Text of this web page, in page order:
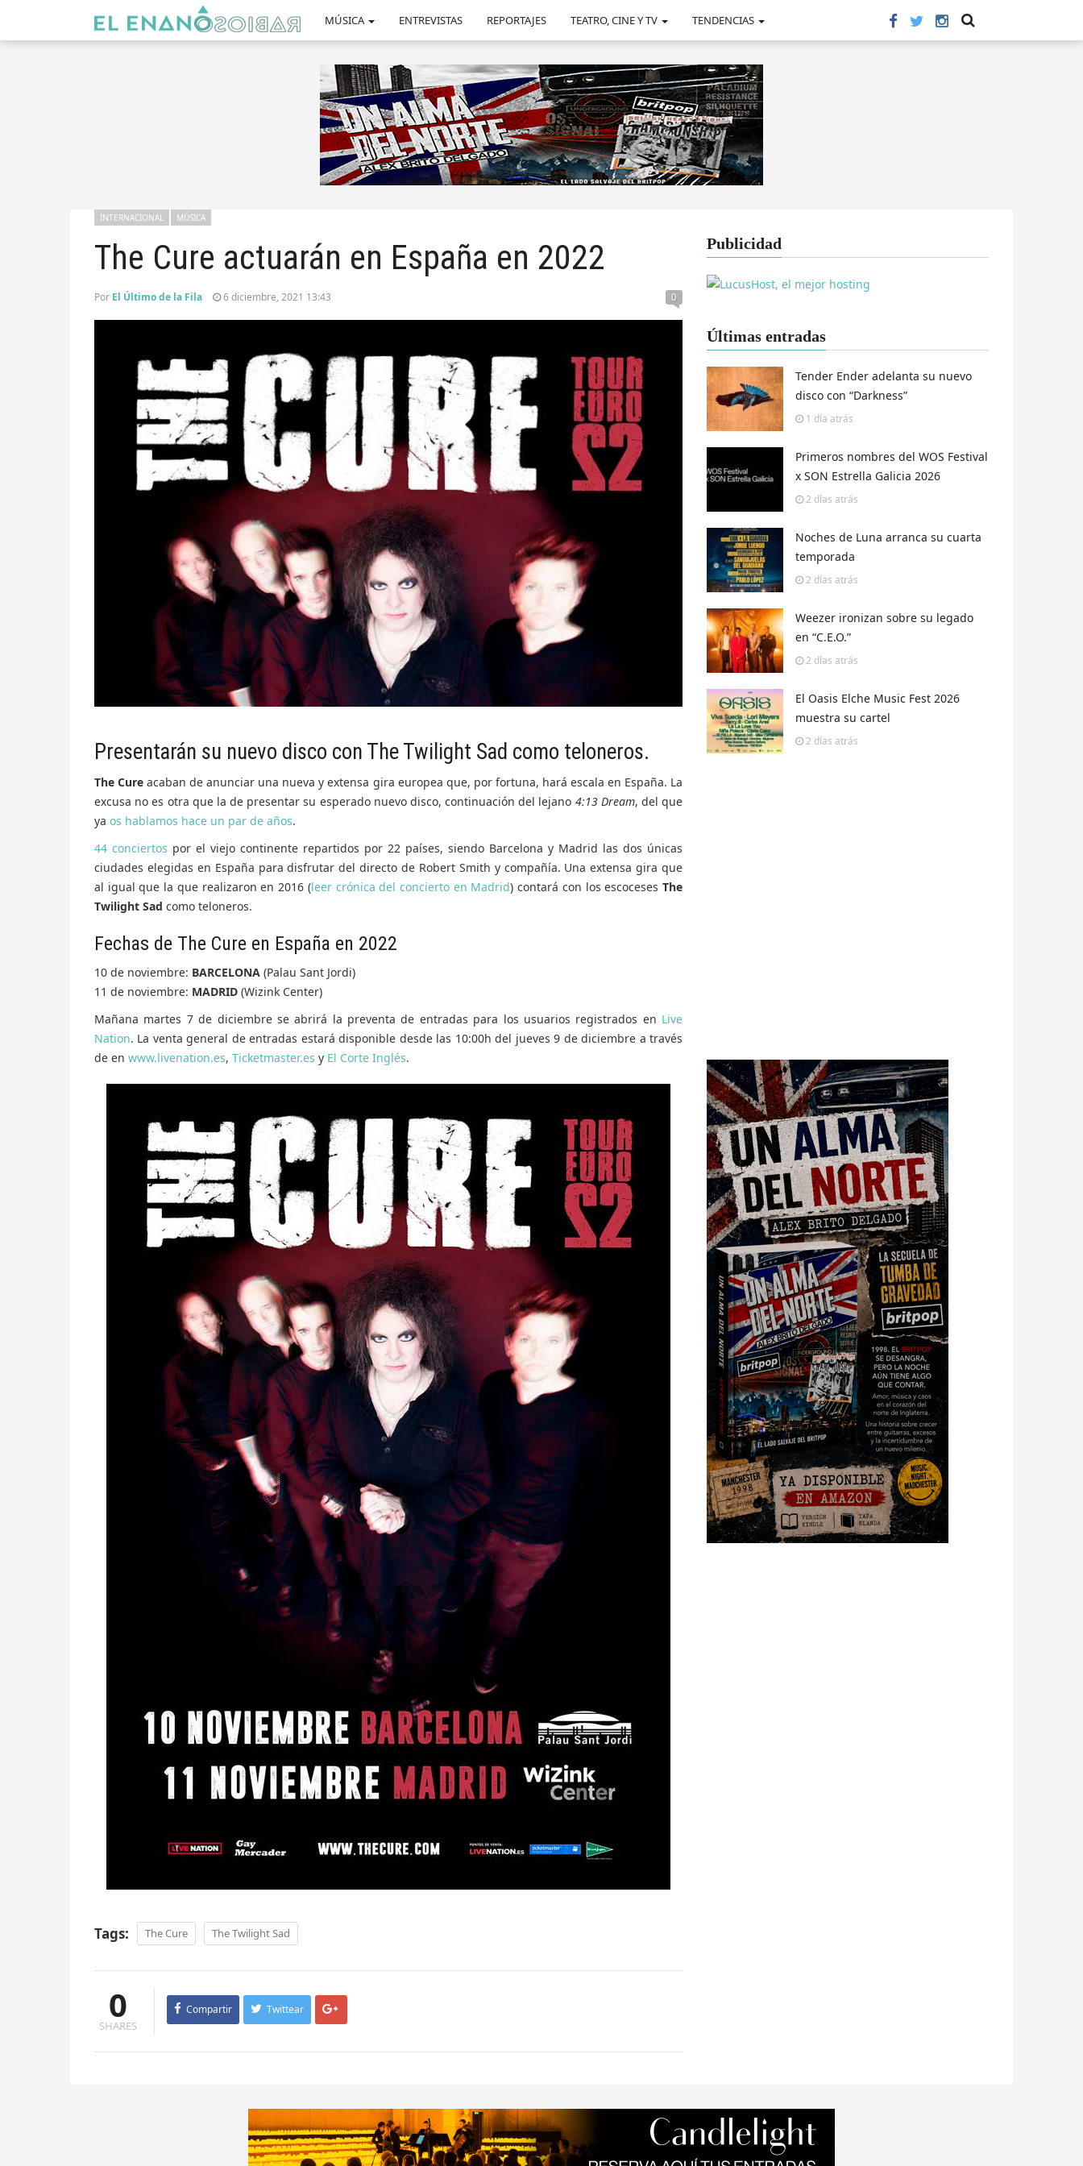
MÚSICA ENTREVISTAS REPORTAJES TEATRO, CINE Y TV TENDENCIAS
The Cure actuarán en España en 2022
INTERNACIONAL MÚSICA
Por El Último de la Fila 6 diciembre, 2021 13:43 0
Presentarán su nuevo disco con The Twilight Sad como teloneros.
The Cure acaban de anunciar una nueva y extensa gira europea que, por fortuna, hará escala en España. La
excusa no es otra que la de presentar su esperado nuevo disco, continuación del lejano 4:13 Dream, del que
ya os hablamos hace un par de años.
44 conciertos por el viejo continente repartidos por 22 países, siendo Barcelona y Madrid las dos únicas
ciudades elegidas en España para disfrutar del directo de Robert Smith y compañía. Una extensa gira que
al igual que la que realizaron en 2016 (leer crónica del concierto en Madrid) contará con los escocesesThe
Twilight Sad como teloneros.
Fechas de The Cure en España en 2022
10 de noviembre: BARCELONA (Palau Sant Jordi)
11 de noviembre: MADRID (Wizink Center)
Mañana martes 7 de diciembre se abrirá la preventa de entradas para los usuarios registrados en Live
Nation. La venta general de entradas estará disponible desde las 10:00h del jueves 9 de diciembre a través
de en www.livenation.es, Ticketmaster.es y El Corte Inglés.
Tags: The Cure The Twilight Sad
0
SHARES
Compartir Twittear
Publicidad
Últimas entradas
Tender Ender adelanta su nuevo
disco con “Darkness”
1 día atrás
Primeros nombres del WOS Festival
x SON Estrella Galicia 2026
2 días atrás
Noches de Luna arranca su cuarta
temporada
2 días atrás
Weezer ironizan sobre su legado
en “C.E.O.”
2 días atrás
El Oasis Elche Music Fest 2026
muestra su cartel
2 días atrás